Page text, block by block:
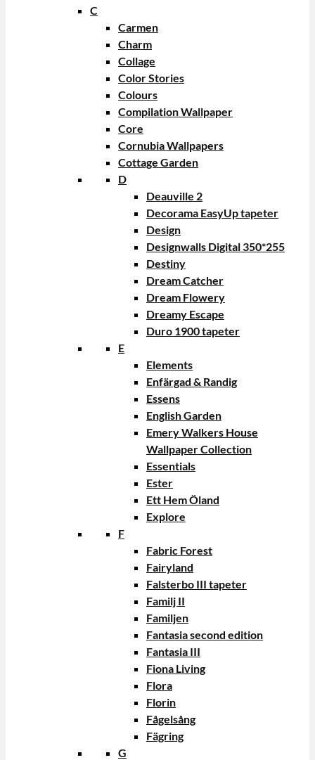
C
Carmen
Charm
Collage
Color Stories
Colours
Compilation Wallpaper
Core
Cornubia Wallpapers
Cottage Garden
D
Deauville 2
Decorama EasyUp tapeter
Design
Designwalls Digital 350*255
Destiny
Dream Catcher
Dream Flowery
Dreamy Escape
Duro 1900 tapeter
E
Elements
Enfärgad & Randig
Essens
English Garden
Emery Walkers House
Wallpaper Collection
Essentials
Ester
Ett Hem Öland
Explore
F
Fabric Forest
Fairyland
Falsterbo III tapeter
Familj II
Familjen
Fantasia second edition
Fantasia III
Fiona Living
Flora
Florin
Fågelsång
Fägring
G